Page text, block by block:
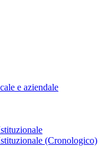
e aziendale
(Cronologico)